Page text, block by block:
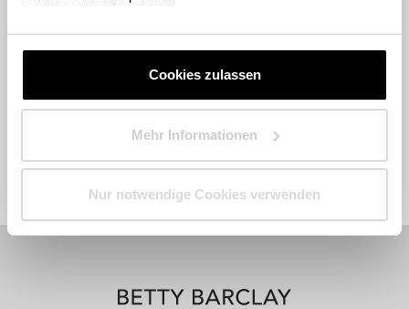
Cookies zulassen
Mehr Informationen
Nur notwendige Cookies verwenden
Fashion Accessoires Parfum